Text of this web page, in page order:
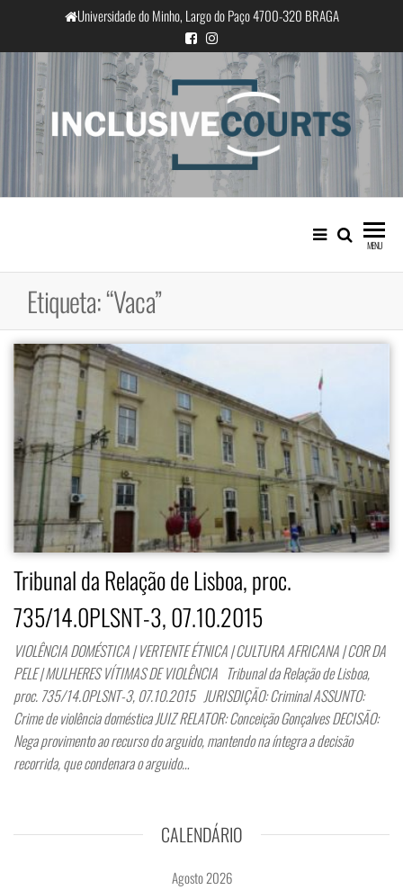
o
conteúdo
Universidade do Minho, Largo do Paço 4700-320 BRAGA
InclusiveCourts
Igualdade e diferença cultural na
prática judicial portuguesa
MENU
Etiqueta:“Vaca”
Tribunal da Relação de Lisboa, proc.
735/14.0PLSNT-3, 07.10.2015
VIOLÊNCIA DOMÉSTICA | VERTENTE ÉTNICA | CULTURA AFRICANA | COR DA
PELE | MULHERES VÍTIMAS DE VIOLÊNCIA Tribunal da Relação de Lisboa,
proc. 735/14.0PLSNT-3, 07.10.2015 JURISDIÇÃO: Criminal ASSUNTO:
Crime de violência doméstica JUIZ RELATOR: Conceição Gonçalves DECISÃO:
Nega provimento ao recurso do arguido, mantendo na íntegra a decisão
recorrida, que condenara o arguido…
CALENDÁRIO
Agosto 2026